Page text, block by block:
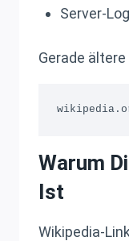
Server-
Gerade
Warum
Ist
Wikipedia-